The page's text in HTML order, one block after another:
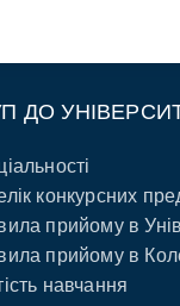
ДО
конкурсних
прийому в
прийому в
навчання